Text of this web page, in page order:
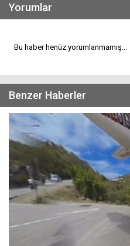
Yorumlar
Bu haber henüz yorumlanmamış...
Benzer Haberler